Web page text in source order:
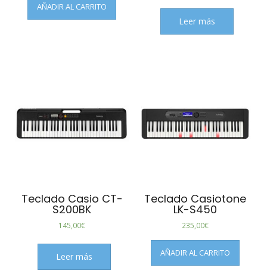
AÑADIR AL CARRITO
Leer más
Teclado Casio CT-
S200BK
145,00€
Leer más
Teclado Casiotone
LK-S450
235,00€
AÑADIR AL CARRITO